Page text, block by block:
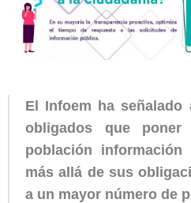
El Infoem ha
obligados que
población
más allá de sus
a un mayor número de